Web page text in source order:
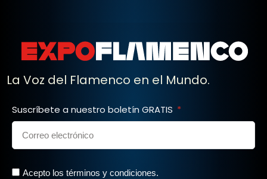
La Voz del Flamenco en el Mundo.
Suscríbete a nuestro boletín GRATIS
Acepto los términos y condiciones.